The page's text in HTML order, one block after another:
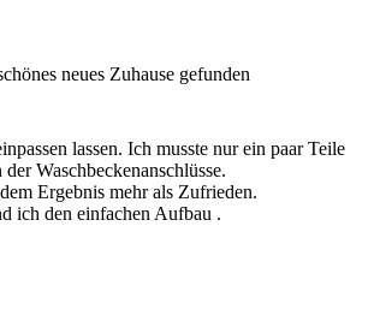
neues Zuhause gefunden
lassen. Ich musste nur ein paar Teile
Waschbeckenanschlüsse.
Ergebnis mehr als Zufrieden.
ich den einfachen Aufbau .